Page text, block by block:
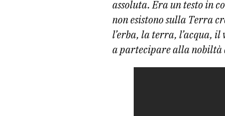
assoluta. Era un testo in
non esistono sulla Terra
l’erba, la terra, l’acqua,
a partecipare alla nobiltà